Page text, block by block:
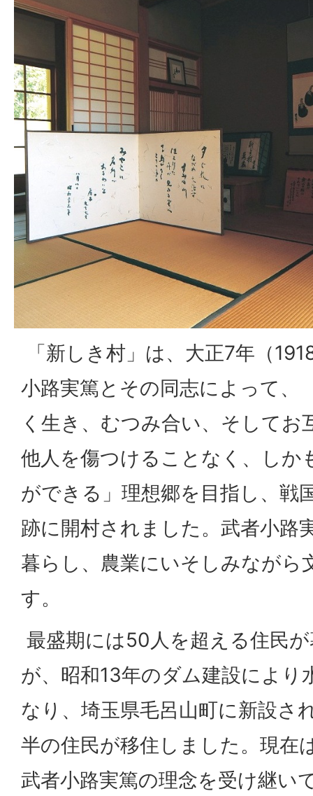
「新しき村」は、大正7年（
小路実篤とその同志によって、
く生き、むつみ合い、そしてお
他人を傷つけることなく、しか
ができる」理想郷を目指し、戦
跡に開村されました。武者小路
暮らし、農業にいそしみながら
す。
最盛期には50人を超える住民
が、昭和13年のダム建設により
なり、埼玉県毛呂山町に新設さ
半の住民が移住しました。現在
武者小路実篤の理念を受け継い